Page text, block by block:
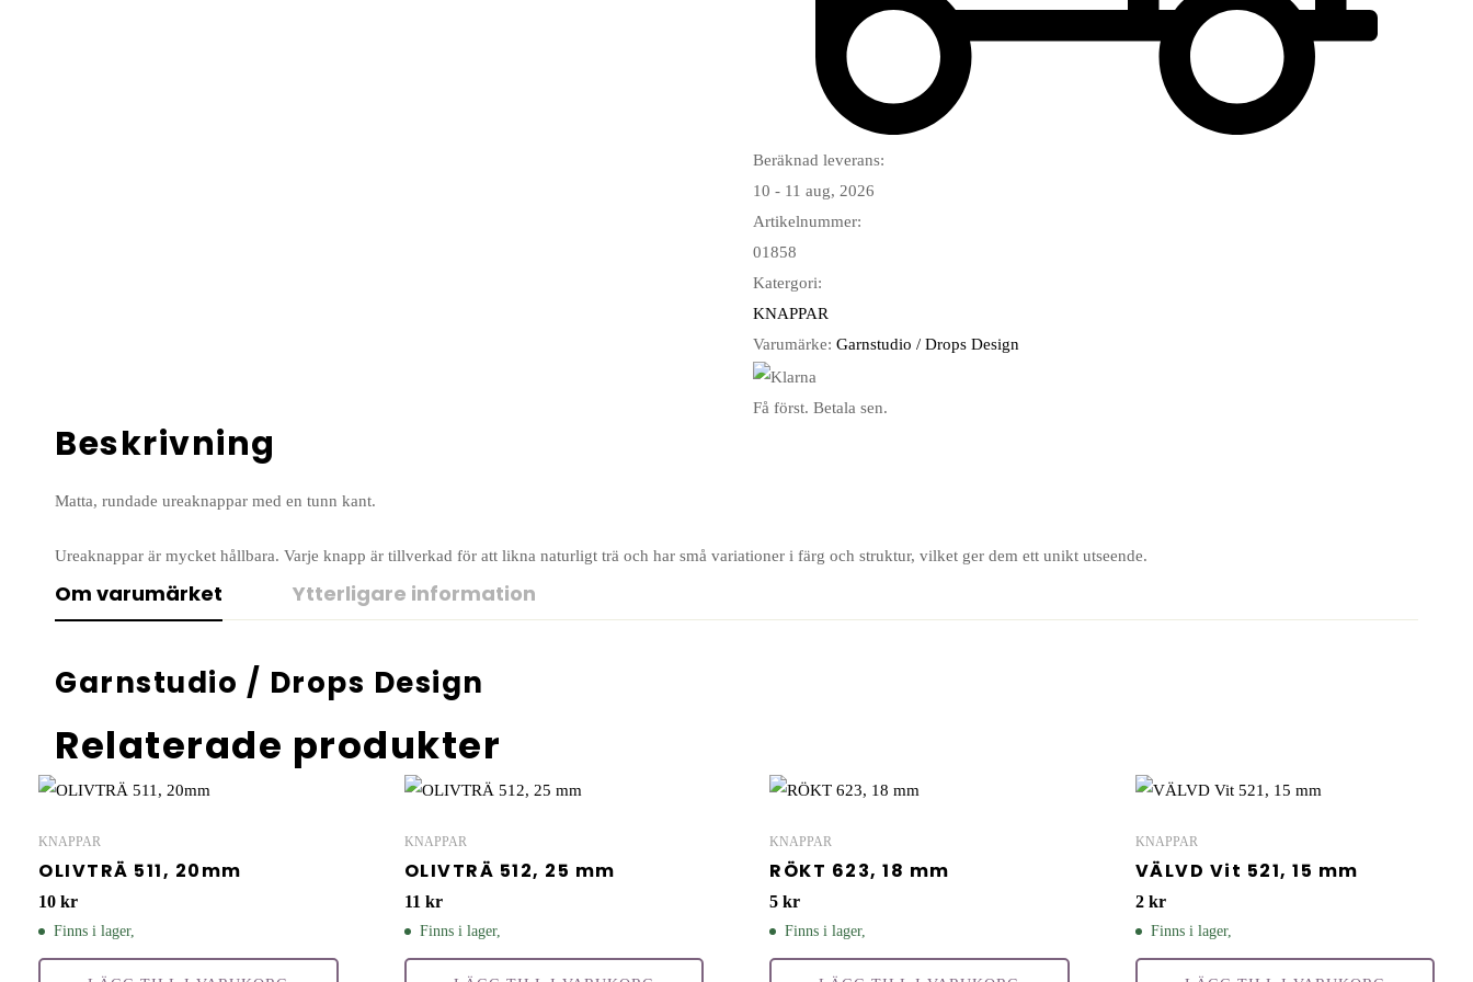
Beräknad leverans:
10 - 11 aug, 2026
Artikelnummer:
01858
Katergori:
KNAPPAR
Varumärke: Garnstudio / Drops Design
Få först. Betala sen.
Beskrivning
Matta, rundade ureaknappar med en tunn kant.
Ureaknappar är mycket hållbara. Varje knapp är tillverkad för att likna naturligt trä och har små variationer i färg och struktur, vilket ger dem ett unikt utseende.
Om varumärket Ytterligare information
Garnstudio / Drops Design
Relaterade produkter
KNAPPAR
OLIVTRÄ 511, 20mm
10 kr
Finns i lager,
KNAPPAR
OLIVTRÄ 512, 25 mm
11 kr
Finns i lager,
KNAPPAR
RÖKT 623, 18 mm
5 kr
Finns i lager,
KNAPPAR
VÄLVD Vit 521, 15 mm
2 kr
Finns i lager,